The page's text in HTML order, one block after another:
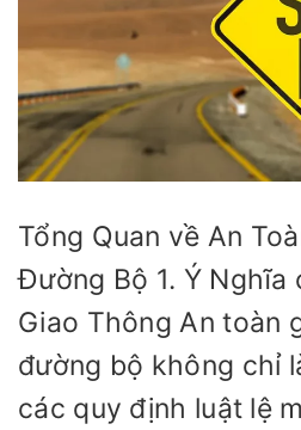
Tổng Quan về An
Đường Bộ 1. Ý Nghĩa
Giao Thông An toàn
đường bộ không chỉ
các quy định luật lệ